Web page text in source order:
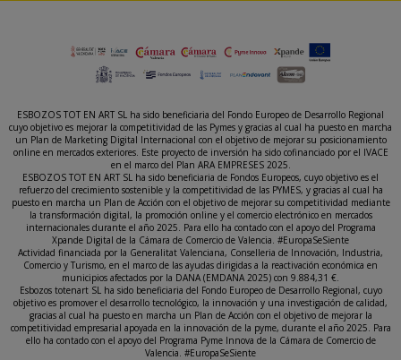
ESBOZOS TOT EN ART SL ha sido beneficiaria del Fondo Europeo de Desarrollo Regional
cuyo objetivo es mejorar la competitividad de las Pymes y gracias al cual ha puesto en marcha
un Plan de Marketing Digital Internacional con el objetivo de mejorar su posicionamiento
online en mercados exteriores. Este proyecto de inversión ha sido cofinanciado por el IVACE
en el marco del Plan ARA EMPRESES 2025.
ESBOZOS TOT EN ART SL ha sido beneficiaria de Fondos Europeos, cuyo objetivo es el
refuerzo del crecimiento sostenible y la competitividad de las PYMES, y gracias al cual ha
puesto en marcha un Plan de Acción con el objetivo de mejorar su competitividad mediante
la transformación digital, la promoción online y el comercio electrónico en mercados
internacionales durante el año 2025. Para ello ha contado con el apoyo del Programa
Xpande Digital de la Cámara de Comercio de Valencia. #EuropaSeSiente
Actividad financiada por la Generalitat Valenciana, Conselleria de Innovación, Industria,
Comercio y Turismo, en el marco de las ayudas dirigidas a la reactivación económica en
municipios afectados por la DANA (EMDANA 2025) con 9.884,31 €.
Esbozos totenart SL ha sido beneficiaria del Fondo Europeo de Desarrollo Regional, cuyo
objetivo es promover el desarrollo tecnológico, la innovación y una investigación de calidad,
gracias al cual ha puesto en marcha un Plan de Acción con el objetivo de mejorar la
competitividad empresarial apoyada en la innovación de la pyme, durante el año 2025. Para
ello ha contado con el apoyo del Programa Pyme Innova de la Cámara de Comercio de
Valencia. #EuropaSeSiente